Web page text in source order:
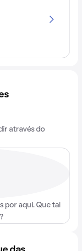
através do
por aqui. Que tal
?